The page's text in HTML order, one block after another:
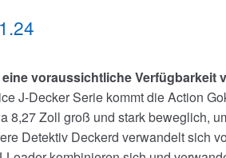
Aktueller
ist:
€221.24.
voraussichtliche Verfügbarkeit
J-Decker Serie kommt die Action
8,27 Zoll groß und stark beweglich,
Detektiv Deckerd verwandelt sich